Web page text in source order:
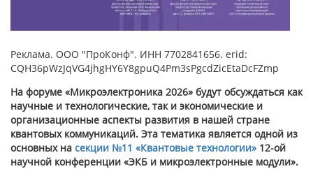
Реклама. ООО "ПроКонф". ИНН 7702841656. erid:
CQH36pWzJqVG4jhgHY6Y8gpuQ4Pm3sPgcdZicEtaDcFZmp
На форуме «Микроэлектроника 2026» будут обсуждаться как
научные и технологические, так и экономические и
организационные аспекты развития в нашей стране
квантовых коммуникаций. Эта тематика является одной из
основных на секции №11 «Квантовые технологии» 12-ой
научной конференции «ЭКБ и микроэлектронные модули».